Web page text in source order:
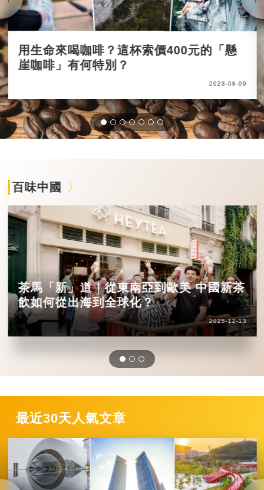
用生命來喝咖啡？這杯索價400元的「懸
崖咖啡」有何特別？
2023-08-09
百味中國
茶馬「新」道｜從東南亞到歐美 中國新茶
飲如何從出海到全球化？
2025-12-13
最近30天人氣文章